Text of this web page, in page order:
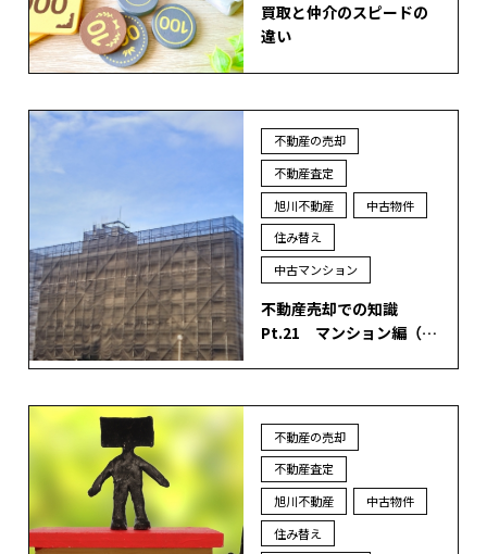
買取と仲介のスピードの
違い
不動産の売却
不動産査定
旭川不動産
中古物件
住み替え
中古マンション
不動産売却での知識
Pt.21 マンション編（…
不動産の売却
不動産査定
旭川不動産
中古物件
住み替え